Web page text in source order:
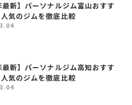
最新】パーソナルジム富山おすす
気のジムを徹底比較
最新】パーソナルジム高知おすす
気のジムを徹底比較